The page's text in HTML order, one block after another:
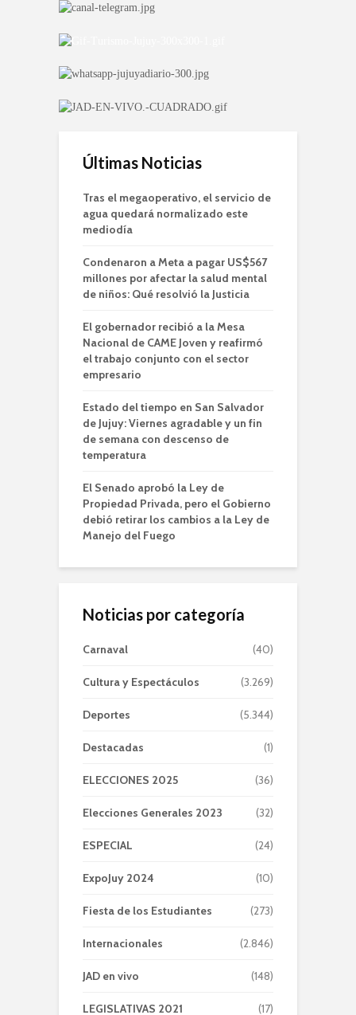
Últimas Noticias
Tras el megaoperativo, el servicio de
agua quedará normalizado este
mediodía
Condenaron a Meta a pagar US$567
millones por afectar la salud mental
de niños: Qué resolvió la Justicia
El gobernador recibió a la Mesa
Nacional de CAME Joven y reafirmó
el trabajo conjunto con el sector
empresario
Estado del tiempo en San Salvador
de Jujuy: Viernes agradable y un fin
de semana con descenso de
temperatura
El Senado aprobó la Ley de
Propiedad Privada, pero el Gobierno
debió retirar los cambios a la Ley de
Manejo del Fuego
Noticias por categoría
Carnaval (40)
Cultura y Espectáculos (3.269)
Deportes (5.344)
Destacadas (1)
ELECCIONES 2025 (36)
Elecciones Generales 2023 (32)
ESPECIAL (24)
ExpoJuy 2024 (10)
Fiesta de los Estudiantes (273)
Internacionales (2.846)
JAD en vivo (148)
LEGISLATIVAS 2021 (17)